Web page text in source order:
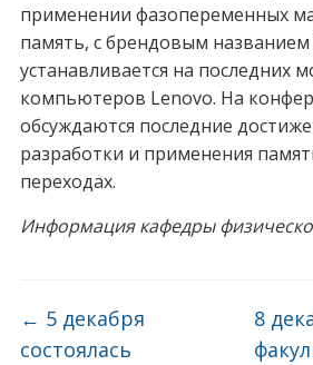
применении фазопеременных
память, с брендовым
устанавливается на последних
компьютеров Lenovo. На
обсуждаются последние
разработки и применения
переходах.
Информация кафедры
← 5 декабря
состоялась
8